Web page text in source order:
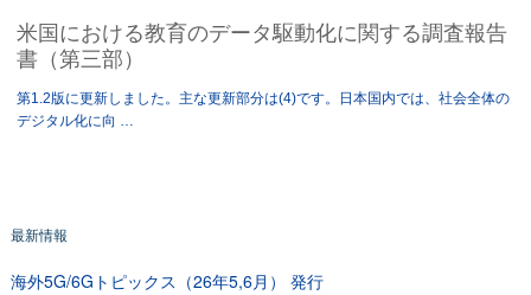
米国における教育のデータ駆動化に関する調査報告
書（第三部）
第1.2版に更新しました。主な更新部分は(4)です。日本国内では、社会全体の
デジタル化に向 …
最新情報
海外5G/6Gトピックス（26年5,6月） 発行